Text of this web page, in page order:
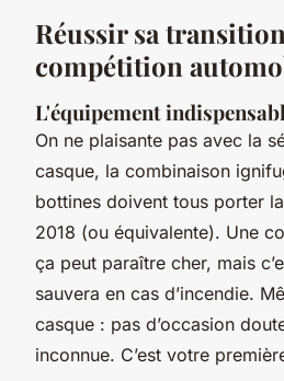
Réussir sa
compétition
L'équipement
On ne plaisante pas avec la
casque, la combinaison
bottines doivent tous porter
2018 (ou équivalente). Une
ça peut paraître cher, mais
sauvera en cas d’incendie.
casque : pas d’occasion
inconnue. C’est votre